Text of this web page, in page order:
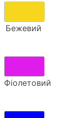
Бежевий
Фіолетовий